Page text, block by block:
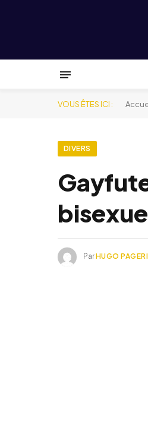
VOUS ÊTES ICI :
DIVERS
ParHUGO